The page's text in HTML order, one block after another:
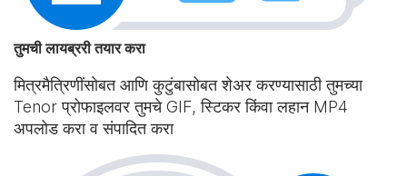
तुमची लायब्ररी तयार करा
मित्रमैत्रिणींसोबत आणि कुटुंबासोबत शेअर करण्यासाठी तुमच्या
Tenor प्रोफाइलवर तुमचे GIF, स्टिकर किंवा लहान MP4
अपलोड करा व संपादित करा